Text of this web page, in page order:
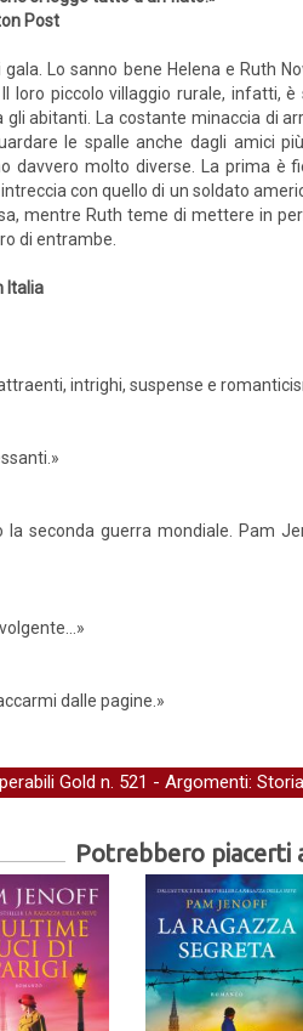
Post
Lo sanno bene Helena e Ruth
loro piccolo villaggio rurale, infatti,
abitanti. La costante minaccia di
le spalle anche dagli amici
davvero molto diverse. La prima è
con quello di un soldato
mentre Ruth teme di mettere in
di entrambe.
Italia
intrighi, suspense e
seconda guerra mondiale. Pam
dalle pagine.»
Gold n. 521 - Argomenti: Storia
Potrebbero piacerti